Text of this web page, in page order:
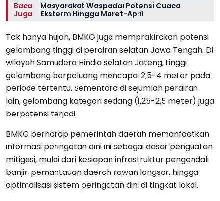
Baca
Juga
Masyarakat Waspadai Potensi Cuaca
Eksterm Hingga Maret-April
Tak hanya hujan, BMKG juga memprakirakan potensi
gelombang tinggi di perairan selatan Jawa Tengah. Di
wilayah Samudera Hindia selatan Jateng, tinggi
gelombang berpeluang mencapai 2,5-4 meter pada
periode tertentu. Sementara di sejumlah perairan
lain, gelombang kategori sedang (1,25-2,5 meter) juga
berpotensi terjadi.
BMKG berharap pemerintah daerah memanfaatkan
informasi peringatan dini ini sebagai dasar penguatan
mitigasi, mulai dari kesiapan infrastruktur pengendali
banjir, pemantauan daerah rawan longsor, hingga
optimalisasi sistem peringatan dini di tingkat lokal.